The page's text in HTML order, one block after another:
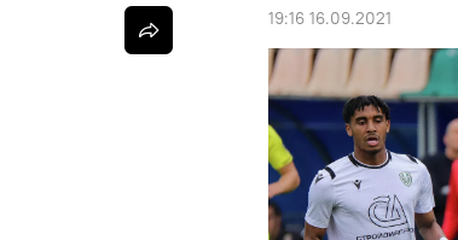
19:16 16.09.2021